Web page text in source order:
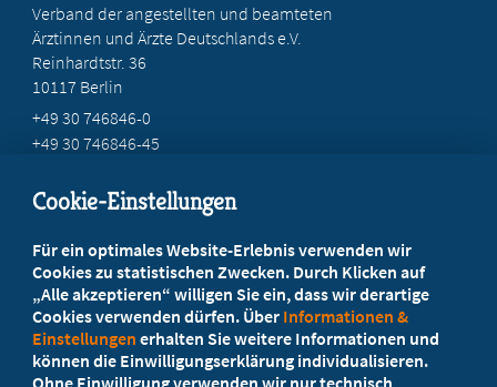
Verband der angestellten und beamteten
Ärztinnen und Ärzte Deutschlands e.V.
Reinhardtstr. 36
10117 Berlin
+49 30 746846-0
+49 30 746846-45
Ihr Landesverband berät Sie!
Ansprechpartner
Cookie-Einstellungen
Für ein optimales Website-Erlebnis verwenden wir
Cookies zu statistischen Zwecken. Durch Klicken auf
„Alle akzeptieren“ willigen Sie ein, dass wir derartige
Cookies verwenden dürfen. Über Informationen &
Einstellungen erhalten Sie weitere Informationen und
können die Einwilligungserklärung individualisieren.
Ohne Einwilligung verwenden wir nur technisch